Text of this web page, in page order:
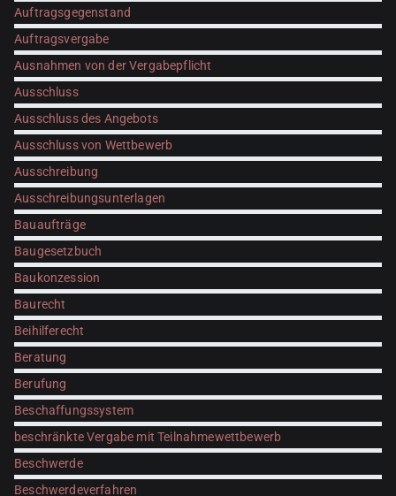
Auftragsgegenstand
Auftragsvergabe
Ausnahmen von der Vergabepflicht
Ausschluss
Ausschluss des Angebots
Ausschluss von Wettbewerb
Ausschreibung
Ausschreibungsunterlagen
Bauaufträge
Baugesetzbuch
Baukonzession
Baurecht
Beihilferecht
Beratung
Berufung
Beschaffungssystem
beschränkte Vergabe mit Teilnahmewettbewerb
Beschwerde
Beschwerdeverfahren